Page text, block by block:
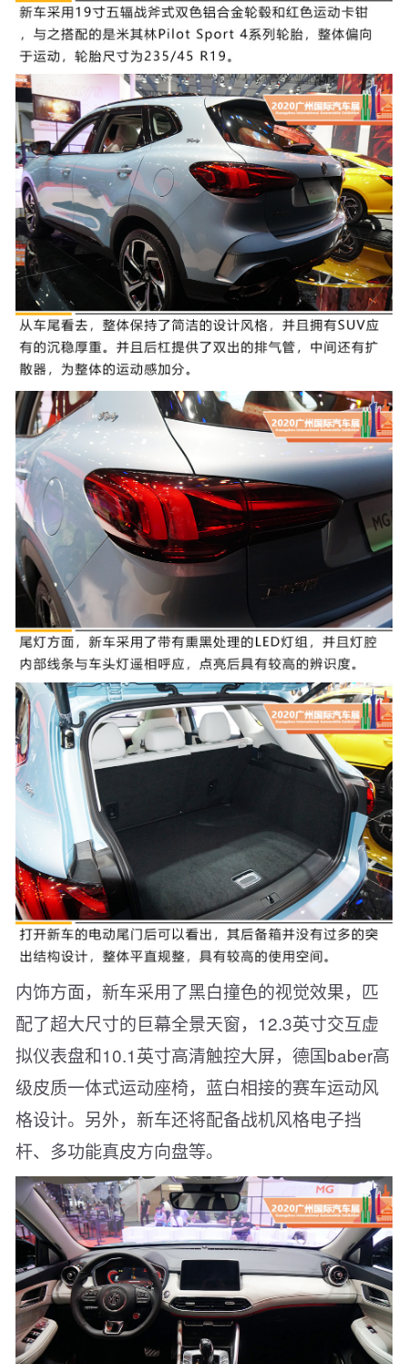
内饰方面，新车采用了黑白撞色的视觉效果，匹
配了超大尺寸的巨幕全景天窗，12.3英寸交互虚
拟仪表盘和10.1英寸高清触控大屏，德国baber高
级皮质一体式运动座椅，蓝白相接的赛车运动风
格设计。另外，新车还将配备战机风格电子挡
杆、多功能真皮方向盘等。